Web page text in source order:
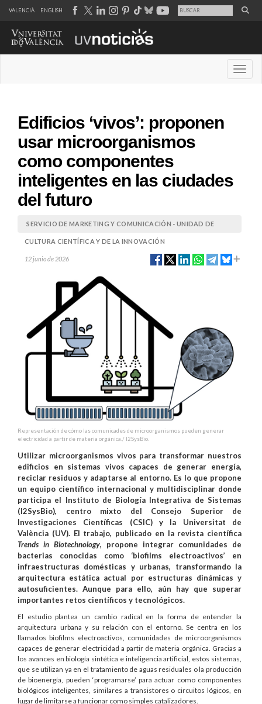
VALENCIÀ ENGLISH
Edificios ‘vivos’: proponen
usar microorganismos
como componentes
inteligentes en las ciudades
del futuro
SERVICIO DE MARKETING Y COMUNICACIÓN - UNIDAD DE
CULTURA CIENTÍFICA Y DE LA INNOVACIÓN
12 junio de 2026
Representación de cómo las comunicades de microorganismos pueden generar
electricidad a partir de materia orgánica./ I2SysBio.
Utilizar microorganismos vivos para transformar nuestros
edificios en sistemas vivos capaces de generar energía,
reciclar residuos y adaptarse al entorno. Es lo que propone
un equipo científico internacional y multidisciplinar donde
participa el Instituto de Biología Integrativa de Sistemas
(I2SysBio), centro mixto del Consejo Superior de
Investigaciones Científicas (CSIC) y la Universitat de
València (UV). El trabajo, publicado en la revista científica
Trends in Biotechnology, propone integrar comunidades de
bacterias conocidas como ‘biofilms electroactivos’ en
infraestructuras domésticas y urbanas, transformando la
arquitectura estática actual por estructuras dinámicas y
autosuficientes. Aunque para ello, aún hay que superar
importantes retos científicos y tecnológicos.
El estudio plantea un cambio radical en la forma de entender la
arquitectura urbana y su relación con el entorno. Se centra en los
llamados biofilms electroactivos, comunidades de microorganismos
capaces de generar electricidad a partir de materia orgánica. Gracias a
los avances en biología sintética e inteligencia artificial, estos sistemas,
que se utilizan ya en el tratamiento de aguas residuales o la producción
de bioenergía, pueden ‘programarse’ para actuar como componentes
biológicos inteligentes, similares a transistores o circuitos lógicos, en
lugar de limitarse a funcionar como simples catalizadores.